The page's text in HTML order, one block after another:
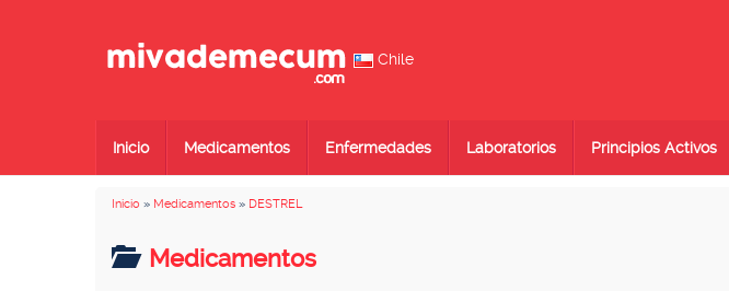
Chile
Inicio Medicamentos Enfermedades Laboratorios Principios Activos
Inicio » Medicamentos » DESTREL
Medicamentos